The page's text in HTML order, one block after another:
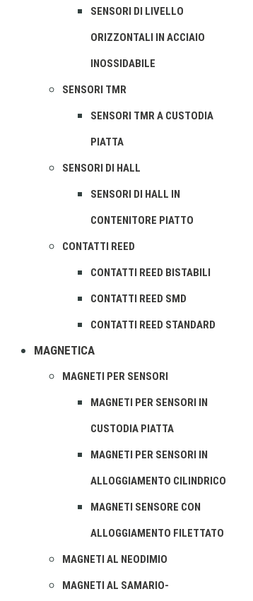
SENSORI DI LIVELLO
ORIZZONTALI IN ACCIAIO
INOSSIDABILE
SENSORI TMR
SENSORI TMR A CUSTODIA
PIATTA
SENSORI DI HALL
SENSORI DI HALL IN
CONTENITORE PIATTO
CONTATTI REED
CONTATTI REED BISTABILI
CONTATTI REED SMD
CONTATTI REED STANDARD
MAGNETICA
MAGNETI PER SENSORI
MAGNETI PER SENSORI IN
CUSTODIA PIATTA
MAGNETI PER SENSORI IN
ALLOGGIAMENTO CILINDRICO
MAGNETI SENSORE CON
ALLOGGIAMENTO FILETTATO
MAGNETI AL NEODIMIO
MAGNETI AL SAMARIO-